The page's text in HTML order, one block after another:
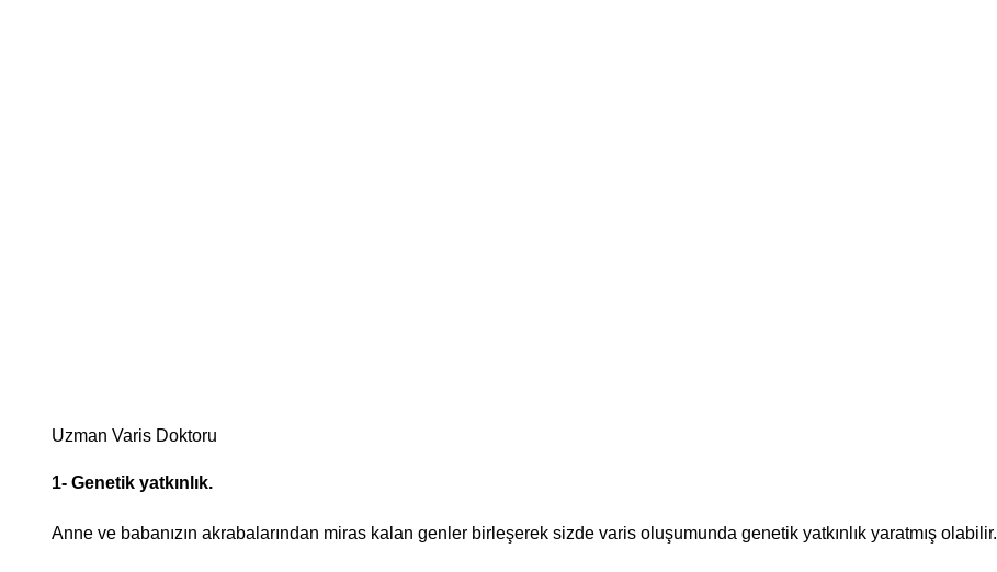
Uzman Varis Doktoru
1- Genetik yatkınlık.
Anne ve babanızın akrabalarından miras kalan genler birleşerek sizde varis oluşumunda genetik yatkınlık yaratmış olabilir.